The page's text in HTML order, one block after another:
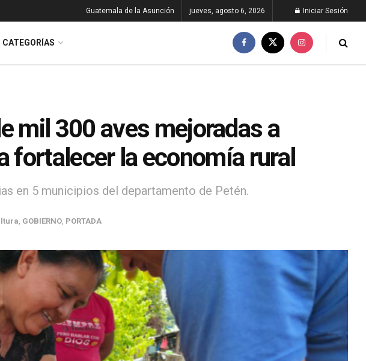
Guatemala de la Asunción jueves, agosto 6, 2026 Iniciar Sesión
CATEGORÍAS
mil 300 aves mejoradas a
fortalecer la economía rural
en 5 municipios del departamento de Petén.
GOBIERNO PORTADA